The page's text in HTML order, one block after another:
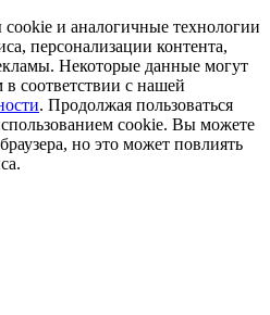
и аналогичные технологии
персонализации контента,
Некоторые данные могут
в соответствии с нашей
. Продолжая пользоваться
cookie. Вы можете
но это может повлиять